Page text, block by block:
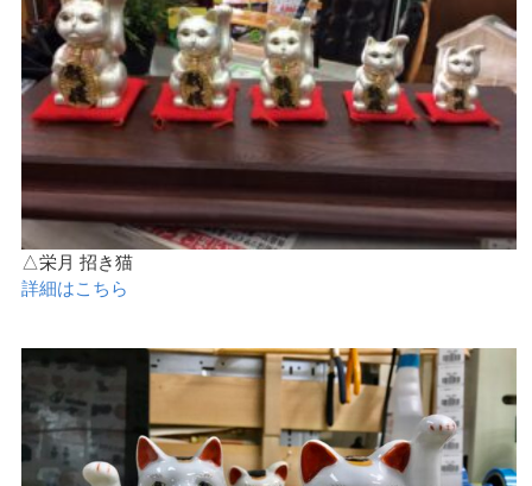
△栄月 招き猫
詳細はこちら